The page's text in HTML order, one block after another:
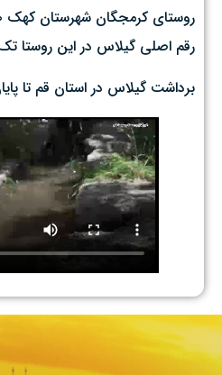
رقم اصلی گیلاس در این روستا
برداشت گیلاس در استان قم تا